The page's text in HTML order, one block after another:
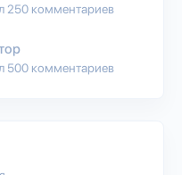
250 комментариев
500 комментариев